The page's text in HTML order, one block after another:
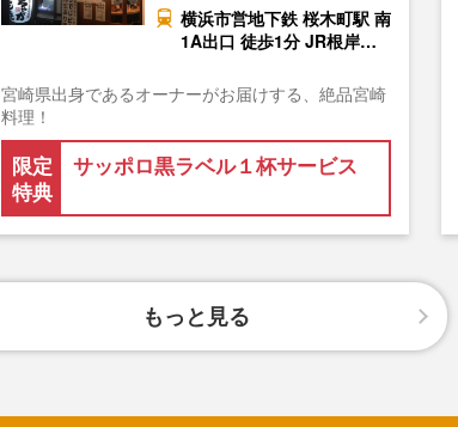
横浜市営地下鉄 桜木町駅 南
1A出口 徒歩1分 JR根岸…
宮崎県出身であるオーナーがお届けする、絶品宮崎
料理！
限定
特典
サッポロ黒ラベル１杯サービス
もっと見る